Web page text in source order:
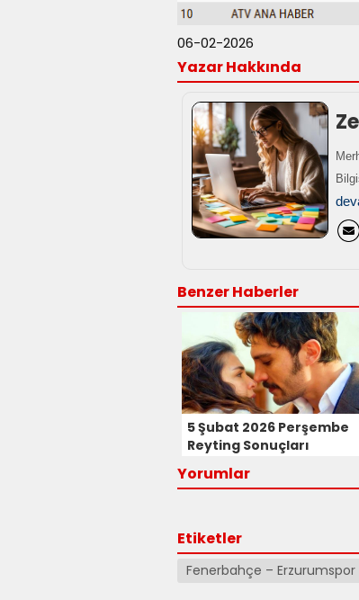
06-02-2026
Yazar Hakkında
Benzer Haberler
5 Şubat 2026 Perşembe
Reyting Sonuçları
Yorumlar
Etiketler
Fenerbahçe – Erzurumspor